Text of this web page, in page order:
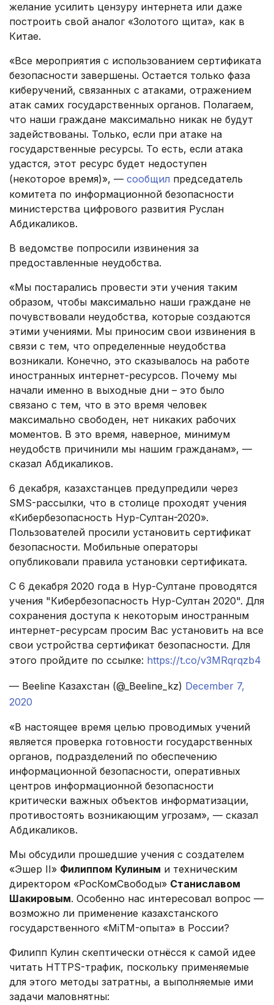
желание усилить цензуру интернета или даже
построить свой аналог «Золотого щита», как в
Китае.
«Все мероприятия с использованием сертификата
безопасности завершены. Остается только фаза
киберучений, связанных с атаками, отражением
атак самих государственных органов. Полагаем,
что наши граждане максимально никак не будут
задействованы. Только, если при атаке на
государственные ресурсы. То есть, если атака
удастся, этот ресурс будет недоступен
(некоторое время)», — сообщил председатель
комитета по информационной безопасности
министерства цифрового развития Руслан
Абдикаликов.
В ведомстве попросили извинения за
предоставленные неудобства.
«Мы постарались провести эти учения таким
образом, чтобы максимально наши граждане не
почувствовали неудобства, которые создаются
этими учениями. Мы приносим свои извинения в
связи с тем, что определенные неудобства
возникали. Конечно, это сказывалось на работе
иностранных интернет-ресурсов. Почему мы
начали именно в выходные дни – это было
связано с тем, что в это время человек
максимально свободен, нет никаких рабочих
моментов. В это время, наверное, минимум
неудобств причинили мы нашим гражданам», —
сказал Абдикаликов.
6 декабря, казахстанцев предупредили через
SMS-рассылки, что в столице проходят учения
«Кибербезопасность Нур-Султан-2020».
Пользователей просили установить сертификат
безопасности. Мобильные операторы
опубликовали правила установки сертификата.
С 6 декабря 2020 года в Нур-Султане проводятся
учения "Кибербезопасность Нур-Султан 2020". Для
сохранения доступа к некоторым иностранным
интернет-ресурсам просим Вас установить на все
свои устройства сертификат безопасности. Для
этого пройдите по ссылке: https://t.co/v3MRqrqzb4
— Beeline Казахстан (@_Beeline_kz) December 7,
2020
«В настоящее время целью проводимых учений
является проверка готовности государственных
органов, подразделений по обеспечению
информационной безопасности, оперативных
центров информационной безопасности
критически важных объектов информатизации,
противостоять возникающим угрозам», — сказал
Абдикаликов.
Мы обсудили прошедшие учения с создателем
«Эшер II» Филиппом Кулиным и техническим
директором «РосКомСвободы» Станиславом
Шакировым. Особенно нас интересовал вопрос —
возможно ли применение казахстанского
государственного «MiTM-опыта» в России?
Филипп Кулин скептически отнёсся к самой идее
читать HTTPS-трафик, поскольку применяемые
для этого методы затратны, а выполняемые ими
задачи маловнятны: